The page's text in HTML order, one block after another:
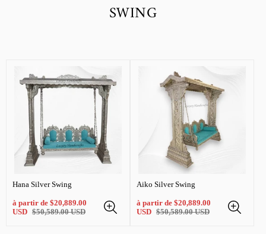
SWING
Hana Silver Swing
Prix
de
à partir de $20,889.00
USD Prix
$50,589.00 USD
Aiko Silver Swing
Prix
de
à partir de $20,889.00
USD Prix
$50,589.00 USD